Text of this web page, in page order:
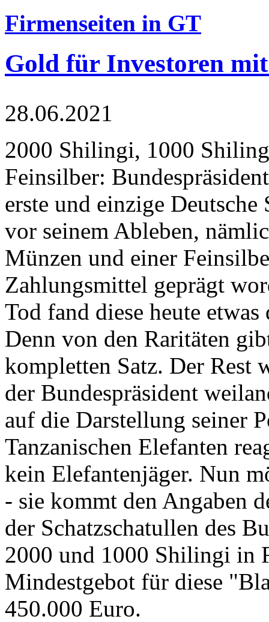
Firmenseiten in GT
Gold für Investoren
28.06.2021
2000 Shilingi, 1000
Feinsilber:
erste und einzige Deutsche
vor seinem Ableben,
Münzen und einer
Zahlungsmittel geprägt
Tod fand diese heute
Denn von den Raritäten
kompletten Satz. Der Rest
der Bundespräsident
auf die Darstellung seiner
Tanzanischen Elefanten
kein Elefantenjäger. Nun
- sie kommt den Angaben
der Schatzschatullen des
2000 und 1000 Shilingi in
Mindestgebot für diese
450.000 Euro.